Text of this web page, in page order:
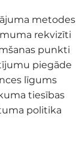
metodes
rekvizīti
punkti
piegāde
līgums
tiesības
politika